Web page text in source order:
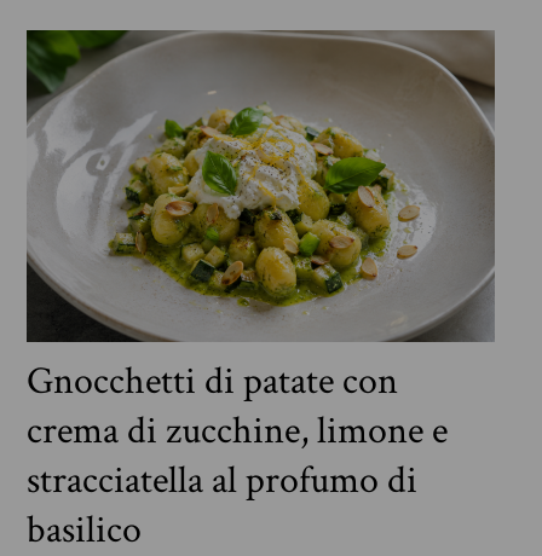
Gnocchetti di patate con
crema di zucchine, limone e
stracciatella al profumo di
basilico